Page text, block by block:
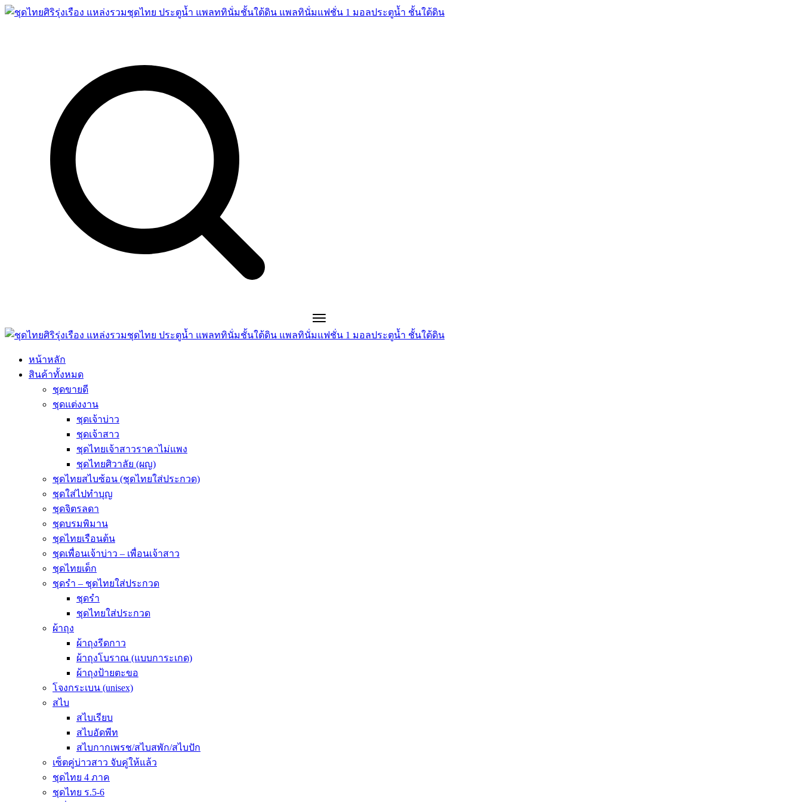
หน้าหลัก
สินค้าทั้งหมด
ชุดขายดี
ชุดแต่งงาน
ชุดเจ้าบ่าว
ชุดเจ้าสาว
ชุดไทยเจ้าสาวราคาไม่แพง
ชุดไทยศิวาลัย (ผญ)
ชุดไทยสไบซ้อน (ชุดไทยใส่ประกวด)
ชุดใส่ไปทำบุญ
ชุดจิตรลดา
ชุดบรมพิมาน
ชุดไทยเรือนต้น
ชุดเพื่อนเจ้าบ่าว – เพื่อนเจ้าสาว
ชุดไทยเด็ก
ชุดรำ – ชุดไทยใส่ประกวด
ชุดรำ
ชุดไทยใส่ประกวด
ผ้าถุง
ผ้าถุงรีดกาว
ผ้าถุงโบราณ (แบบการะเกด)
ผ้าถุงป้ายตะขอ
โจงกระเบน (unisex)
สไบ
สไบเรียบ
สไบอัดพีท
สไบกากเพรช/สไบสพัก/สไบปัก
เซ็ตคู่บ่าวสาว จับคู่ให้แล้ว
ชุดไทย 4 ภาค
ชุดไทย ร.5-6